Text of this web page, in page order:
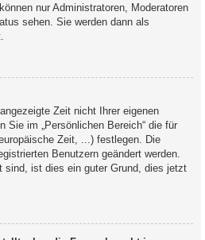
nur Administratoren, Moderatoren
sehen. Sie werden dann als
Zeit nicht Ihrer eigenen
Sie im „Persönlichen Bereich“ die für
Zeit, ...) festlegen. Die
Benutzern geändert werden.
sind, ist dies ein guter Grund, dies jetzt